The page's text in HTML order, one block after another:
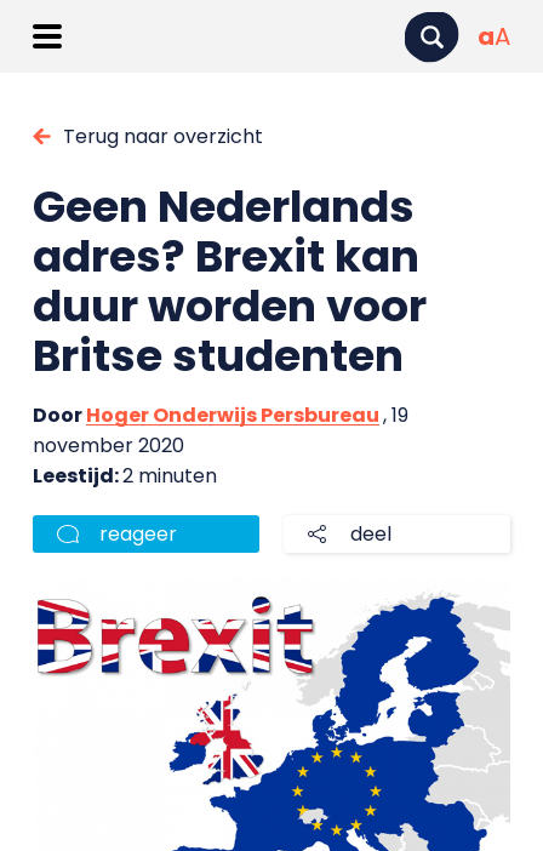
aA
Terug naar overzicht
Geen Nederlands
adres? Brexit kan
duur worden voor
Britse studenten
DoorHoger Onderwijs Persbureau, 19
november 2020
Leestijd:2 minuten
reageer deel